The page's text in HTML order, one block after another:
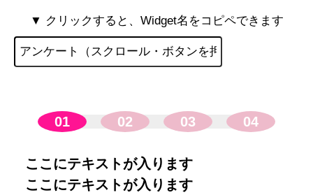
▼ クリックすると、Widget名をコピペできます
ここにテキストが入ります
ここにテキストが入ります
01 02 03 04